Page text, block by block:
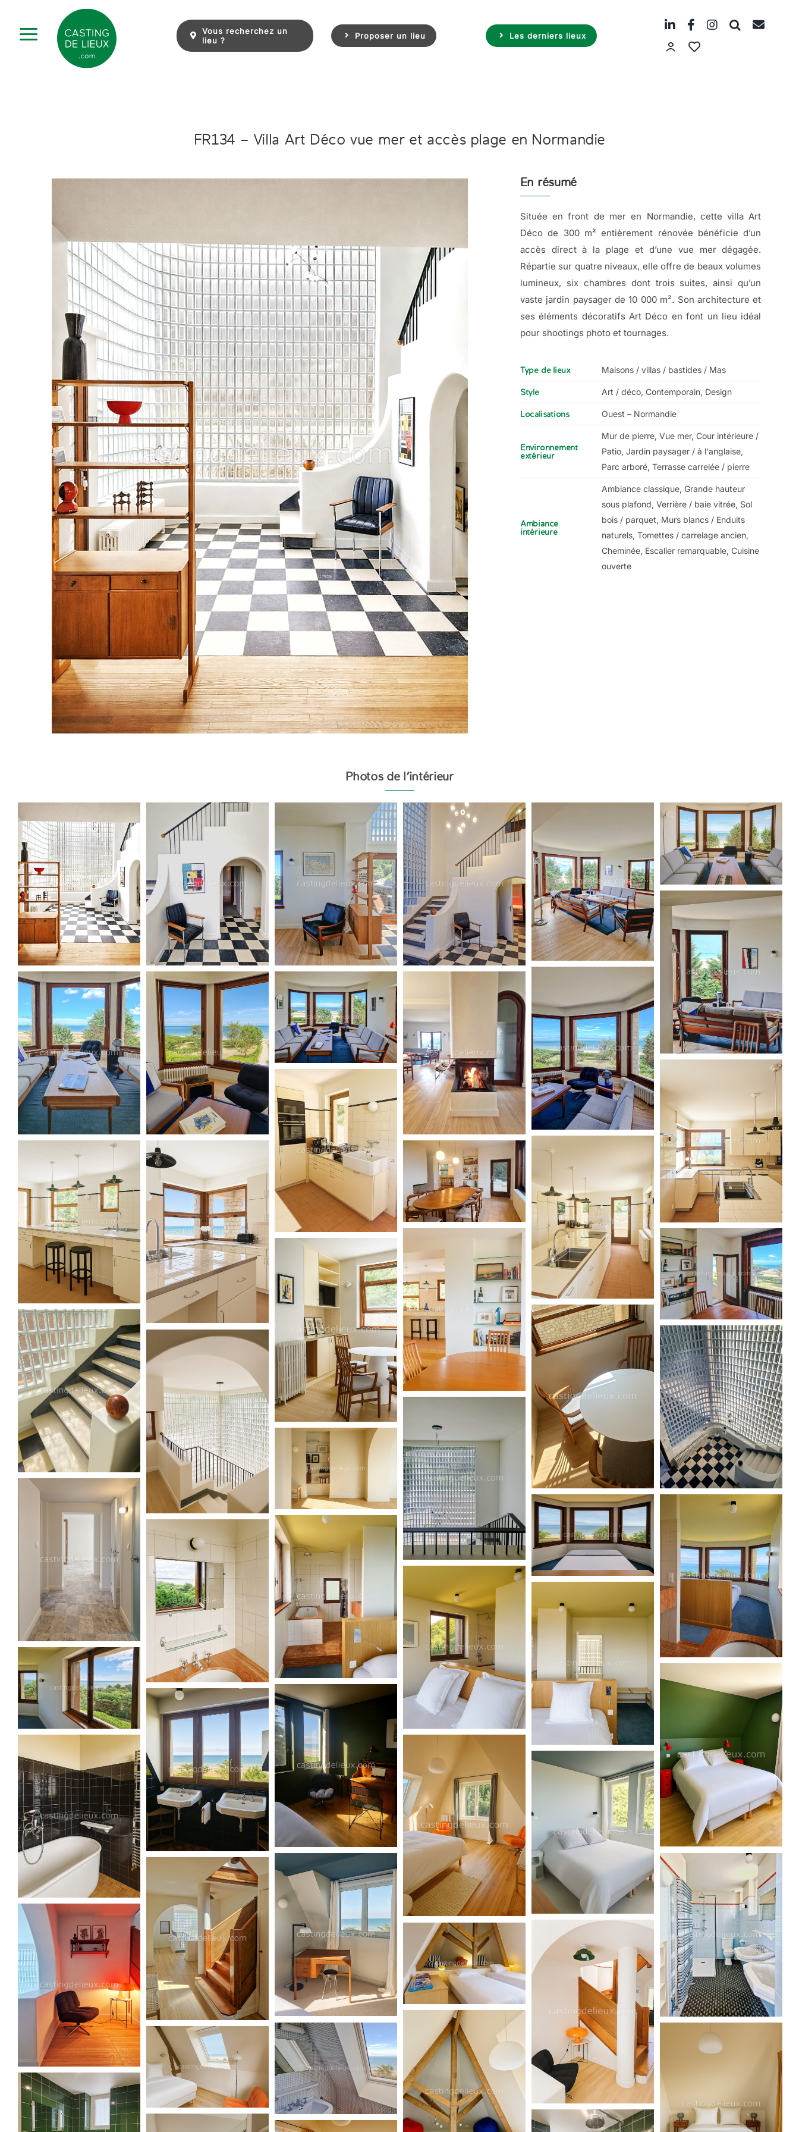
content
Vous recherchez un
lieu ?
Proposer un lieu Les derniers lieux
FR134 – Villa Art Déco vue mer et accès plage en Normandie
En résumé
Située en front de mer en Normandie, cette villa Art
Déco de 300 m² entièrement rénovée bénéficie d’un
accès direct à la plage et d’une vue mer dégagée.
Répartie sur quatre niveaux, elle offre de beaux volumes
lumineux, six chambres dont trois suites, ainsi qu’un
vaste jardin paysager de 10 000 m². Son architecture et
ses éléments décoratifs Art Déco en font un lieu idéal
pour shootings photo et tournages.
Type de lieux Maisons / villas / bastides / Mas
Style Art / déco, Contemporain, Design
Localisations Ouest – Normandie
Environnement
extérieur
Mur de pierre, Vue mer, Cour intérieure /
Patio, Jardin paysager / à l'anglaise,
Parc arboré, Terrasse carrelée / pierre
Ambiance
intérieure
Ambiance classique, Grande hauteur
sous plafond, Verrière / baie vitrée, Sol
bois / parquet, Murs blancs / Enduits
naturels, Tomettes / carrelage ancien,
Cheminée, Escalier remarquable, Cuisine
ouverte
Photos de l’intérieur